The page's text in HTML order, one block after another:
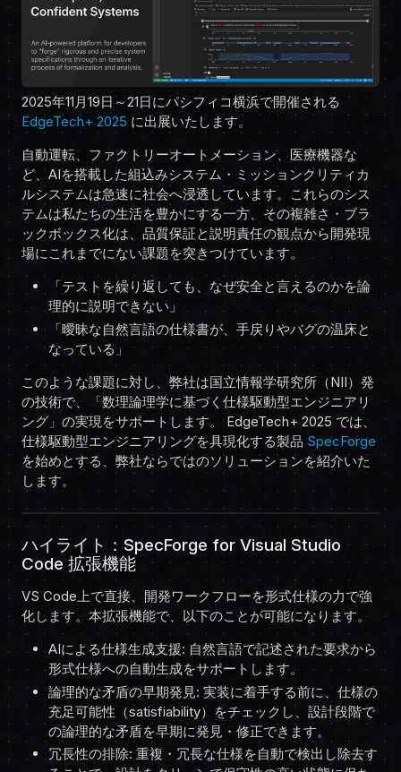
2025年11月19日～21日にパシフィコ横浜で開催される
EdgeTech+ 2025 に出展いたします。
自動運転、ファクトリーオートメーション、医療機器な
ど、AIを搭載した組込みシステム・ミッションクリティカ
ルシステムは急速に社会へ浸透しています。これらのシス
テムは私たちの生活を豊かにする一方、その複雑さ・ブラ
ックボックス化は、品質保証と説明責任の観点から開発現
場にこれまでにない課題を突きつけています。
「テストを繰り返しても、なぜ安全と言えるのかを論
理的に説明できない」
「曖昧な自然言語の仕様書が、手戻りやバグの温床と
なっている」
このような課題に対し、弊社は国立情報学研究所（NII）発
の技術で、「数理論理学に基づく仕様駆動型エンジニアリ
ング」の実現をサポートします。 EdgeTech+ 2025 では、
仕様駆動型エンジニアリングを具現化する製品 SpecForge
を始めとする、弊社ならではのソリューションを紹介いた
します。
ハイライト：SpecForge for Visual Studio
Code 拡張機能
VS Code上で直接、開発ワークフローを形式仕様の力で強
化します。本拡張機能で、以下のことが可能になります。
AIによる仕様生成支援: 自然言語で記述された要求から
形式仕様への自動生成をサポートします。
論理的な矛盾の早期発見: 実装に着手する前に、仕様の
充足可能性（satisfiability）をチェックし、設計段階で
の論理的な矛盾を早期に発見・修正できます。
冗長性の排除: 重複・冗長な仕様を自動で検出し除去す